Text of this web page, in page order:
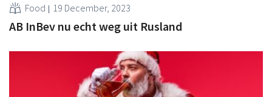
Food 19 December, 2023
AB InBev nu echt weg uit Rusland